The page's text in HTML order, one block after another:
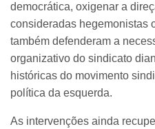
democrática, oxigenar a
consideradas hegemonistas
também defenderam a
organizativo do sindicato
históricas do movimento
política da esquerda.
As intervenções ainda